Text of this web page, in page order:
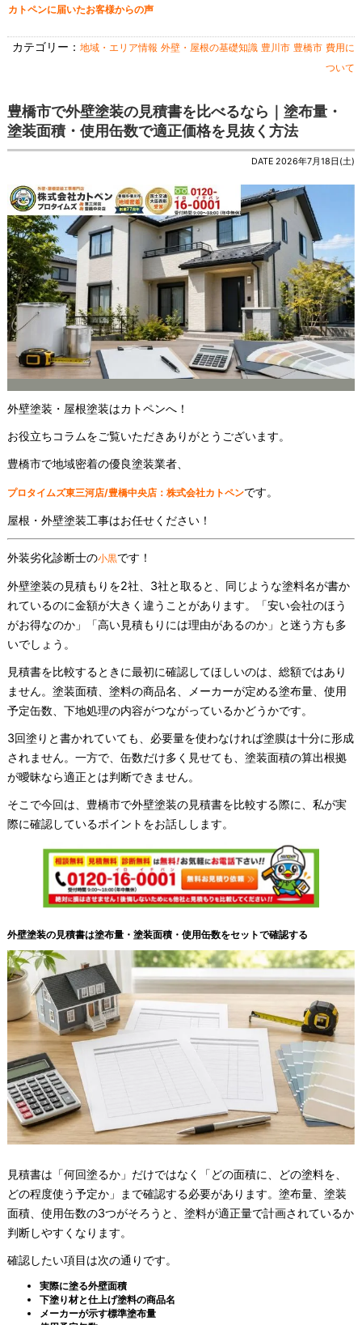
カトペンに届いたお客様からの声
カテゴリー：地域・エリア情報 外壁・屋根の基礎知識 豊川市 豊橋市 費用に
ついて
豊橋市で外壁塗装の見積書を比べるなら｜塗布量・
塗装面積・使用缶数で適正価格を見抜く方法
DATE 2026年7月18日(土)
外壁塗装・屋根塗装はカトペンへ！
お役立ちコラムをご覧いただきありがとうございます。
豊橋市で地域密着の優良塗装業者、
プロタイムズ東三河店/豊橋中央店：株式会社カトペンです。
屋根・外壁塗装工事はお任せください！
外装劣化診断士の小黒です！
外壁塗装の見積もりを2社、3社と取ると、同じような塗料名が書か
れているのに金額が大きく違うことがあります。「安い会社のほう
がお得なのか」「高い見積もりには理由があるのか」と迷う方も多
いでしょう。
見積書を比較するときに最初に確認してほしいのは、総額ではあり
ません。塗装面積、塗料の商品名、メーカーが定める塗布量、使用
予定缶数、下地処理の内容がつながっているかどうかです。
3回塗りと書かれていても、必要量を使わなければ塗膜は十分に形成
されません。一方で、缶数だけ多く見せても、塗装面積の算出根拠
が曖昧なら適正とは判断できません。
そこで今回は、豊橋市で外壁塗装の見積書を比較する際に、私が実
際に確認しているポイントをお話しします。
外壁塗装の見積書は塗布量・塗装面積・使用缶数をセットで確認する
見積書は「何回塗るか」だけではなく「どの面積に、どの塗料を、
どの程度使う予定か」まで確認する必要があります。塗布量、塗装
面積、使用缶数の3つがそろうと、塗料が適正量で計画されているか
判断しやすくなります。
確認したい項目は次の通りです。
実際に塗る外壁面積
下塗り材と仕上げ塗料の商品名
メーカーが示す標準塗布量